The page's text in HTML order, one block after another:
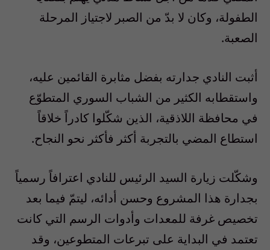
الطفولة، وكان لا بدّ من الصبر لاجتياز المرحلة
الصعبة.
أثبت النادي جدارته بفضل مثابرة القائمين عليه،
واستقطابه الكثير من الشباب السوري المتطوّع
في محافظة اللاذقية، الذين شكّلوا كادراً خلاقاً
استطاع المضي بالتجربة أكثر فأكثر نحو النجاح.
وشكّلت زيارة السيد الرئيس للنادي اعترافاً رسمياً
بجدارة هذا المشروع وحسن أدائه، ليتمّ فيما بعد
تخصيص غرفة للمعدات وأدوات الرسم التي كانت
تعتمد في البداية على تبرعات المتطوعين، وقد